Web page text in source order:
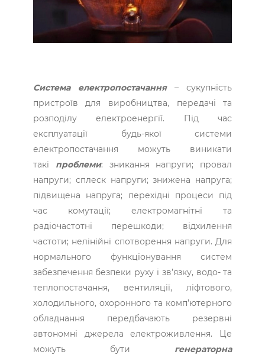
Система електропостачання– сукупність
пристроїв для виробництва, передачі та
розподілу електроенергії. Під час
експлуатації будь-якої системи
електропостачання можуть виникати
такі проблеми: зникання напруги; провал
напруги; сплеск напруги; знижена напруга;
підвищена напруга; перехідні процеси під
час комутації; електромагнітні та
радіочастотні перешкоди; відхилення
частоти; нелінійні спотворення напруги. Для
нормального функціонування систем
забезпечення безпеки руху і зв’язку, водо- та
теплопостачання, вентиляції, ліфтового,
холодильного, охоронного та комп’ютерного
обладнання передбачають резервні
автономні джерела електроживлення. Це
можуть бути генераторна